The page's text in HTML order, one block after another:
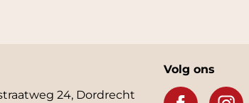
24, Dordrecht
Volg ons